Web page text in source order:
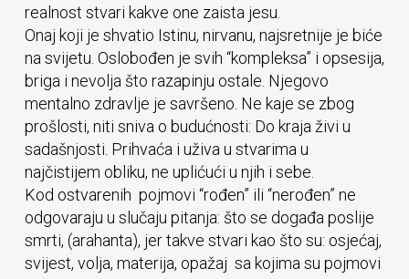
realnost stvari kakve one zaista jesu.
Onaj koji je shvatio Istinu, nirvanu, najsretnije je biće
na svijetu. Oslobođen je svih “kompleksa” i opsesija,
briga i nevolja što razapinju ostale. Njegovo
mentalno zdravlje je savršeno. Ne kaje se zbog
prošlosti, niti sniva o budućnosti: Do kraja živi u
sadašnjosti. Prihvaća i uživa u stvarima u
najčistijem obliku, ne uplićući u njih i sebe.
Kod ostvarenih pojmovi “rođen” ili “nerođen” ne
odgovaraju u slučaju pitanja: što se događa poslije
smrti, (arahanta), jer takve stvari kao što su: osjećaj,
svijest, volja, materija, opažaj sa kojima su pojmovi